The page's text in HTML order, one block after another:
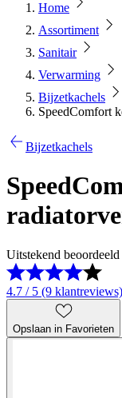
Home
Assortiment
Sanitair
Verwarming
Bijzetkachels
SpeedComfort
Bijzetkachels
Uitstekend beoordeeld
4.7 / 5 (9 klantreviews)
Opslaan in Favorieten